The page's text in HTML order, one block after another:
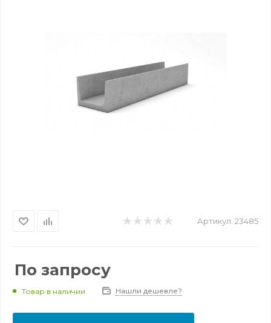
Артикул: 23485
По запросу
Товар в наличии Нашли дешевле?